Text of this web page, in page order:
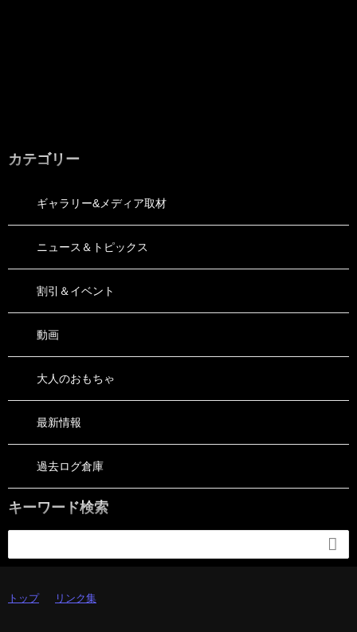
カテゴリー
ギャラリー&メディア取材
ニュース＆トピックス
割引＆イベント
動画
大人のおもちゃ
最新情報
過去ログ倉庫
キーワード検索

トップ リンク集